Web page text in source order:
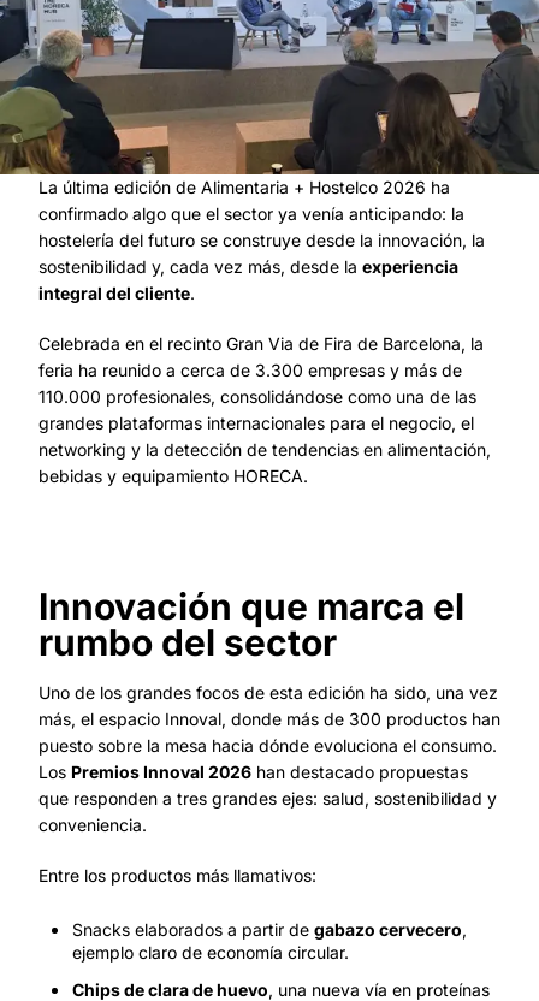
La última edición de Alimentaria + Hostelco 2026 ha
confirmado algo que el sector ya venía anticipando: la
hostelería del futuro se construye desde la innovación, la
sostenibilidad y, cada vez más, desde la experiencia
integral del cliente.
Celebrada en el recinto Gran Via de Fira de Barcelona, la
feria ha reunido a cerca de 3.300 empresas y más de
110.000 profesionales, consolidándose como una de las
grandes plataformas internacionales para el negocio, el
networking y la detección de tendencias en alimentación,
bebidas y equipamiento HORECA.
Innovación que marca el
rumbo del sector
Uno de los grandes focos de esta edición ha sido, una vez
más, el espacio Innoval, donde más de 300 productos han
puesto sobre la mesa hacia dónde evoluciona el consumo.
Los Premios Innoval 2026 han destacado propuestas
que responden a tres grandes ejes: salud, sostenibilidad y
conveniencia.
Entre los productos más llamativos:
Snacks elaborados a partir de gabazo cervecero,
ejemplo claro de economía circular.
Chips de clara de huevo, una nueva vía en proteínas